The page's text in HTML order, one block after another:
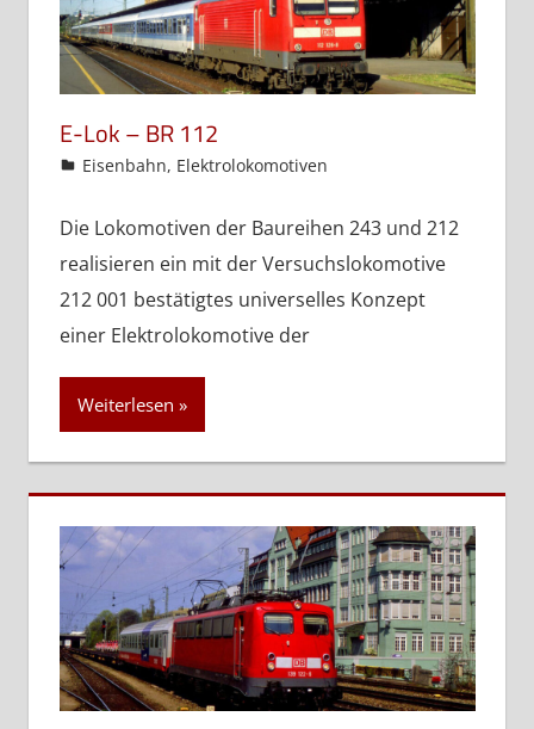
E-Lok – BR 112
admin
Eisenbahn, Elektrolokomotiven
Die Lokomotiven der Baureihen 243 und 212
realisieren ein mit der Versuchslokomotive
212 001 bestätigtes universelles Konzept
einer Elektrolokomotive der
Weiterlesen